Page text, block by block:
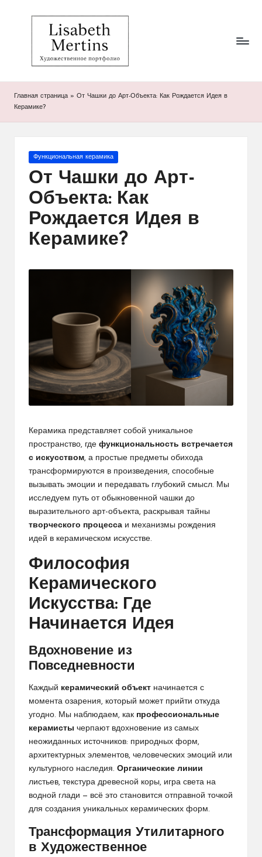
содержимому
b
et
h
M
er
Художественное
портфолио
Мертинс
Главная страница » От Чашки до Арт-Объекта: Как Рождается Идея в
Керамике?
Опубликовано
Функциональная керамика
От Чашки до Арт-
Объекта: Как
Рождается Идея в
Керамике?
Керамика представляет собой уникальное
пространство, где функциональность встречается
с искусством, а простые предметы обихода
трансформируются в произведения, способные
вызывать эмоции и передавать глубокий смысл. Мы
исследуем путь от обыкновенной чашки до
выразительного арт-объекта, раскрывая тайны
творческого процесса и механизмы рождения
идей в керамическом искусстве.
Философия
Керамического
Искусства: Где
Начинается Идея
Вдохновение из
Повседневности
Каждый керамический объект начинается с
момента озарения, который может прийти откуда
угодно. Мы наблюдаем, как профессиональные
керамисты черпают вдохновение из самых
неожиданных источников: природных форм,
архитектурных элементов, человеческих эмоций или
культурного наследия. Органические линии
листьев, текстура древесной коры, игра света на
водной глади — всё это становится отправной точкой
для создания уникальных керамических форм.
Трансформация Утилитарного
в Художественное